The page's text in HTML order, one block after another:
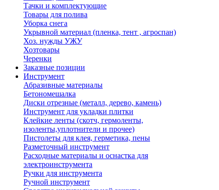
Тачки и комплектующие
Товары для полива
Уборка снега
Укрывной материал (пленка, тент , агроспан)
Хоз. нужды УЖУ
Хозтовары
Черенки
Заказные позиции
Инструмент
Абразивные материалы
Бетономешалка
Диски отрезные (металл, дерево, камень)
Инструмент для укладки плитки
Клейкие ленты (скотч, гермоленты,
изоленты,уплотнители и прочее)
Пистолеты для клея, герметика, пены
Разметочный инструмент
Расходные материалы и оснастка для
электроинструмента
Ручки для инструмента
Ручной инструмент